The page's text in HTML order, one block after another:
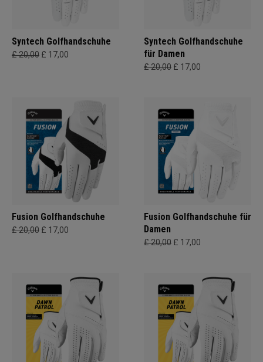
Syntech Golfhandschuhe
£ 20,00 £ 17,00
Syntech Golfhandschuhe
für Damen
£ 20,00 £ 17,00
Fusion Golfhandschuhe
£ 20,00 £ 17,00
Fusion Golfhandschuhe für
Damen
£ 20,00 £ 17,00